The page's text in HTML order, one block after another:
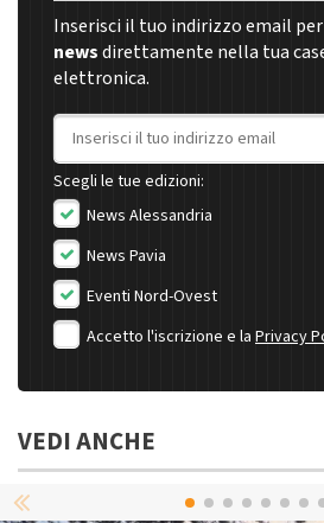
Inserisci il tuo indirizzo email
newsdirettamente nella tua
elettronica.
Indirizzo email
Scegli le tue edizioni:
News Alessandria
News Pavia
Eventi Nord-Ovest
Accetto l'iscrizione e la Privacy
VEDI ANCHE